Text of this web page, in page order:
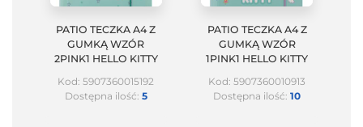
PATIO TECZKA A4 Z
GUMKĄ WZÓR
2PINK1 HELLO KITTY
Kod: 5907360015192
Dostępna ilość: 5
PATIO TECZKA A4 Z
GUMKĄ WZÓR
1PINK1 HELLO KITTY
Kod: 5907360010913
Dostępna ilość:10